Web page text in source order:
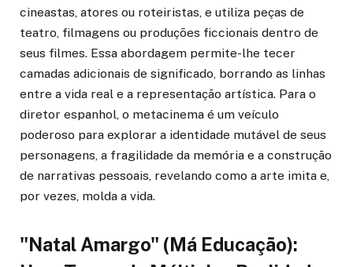
cineastas, atores ou roteiristas, e utiliza peças de
teatro, filmagens ou produções ficcionais dentro de
seus filmes. Essa abordagem permite-lhe tecer
camadas adicionais de significado, borrando as linhas
entre a vida real e a representação artística. Para o
diretor espanhol, o metacinema é um veículo
poderoso para explorar a identidade mutável de seus
personagens, a fragilidade da memória e a construção
de narrativas pessoais, revelando como a arte imita e,
por vezes, molda a vida.
"Natal Amargo" (Má Educação):